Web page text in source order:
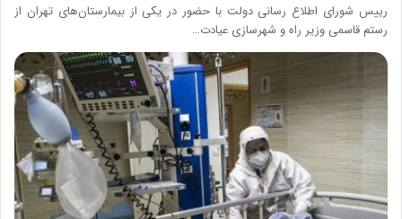
رییس شورای اطلاع رسانی دولت با حضور در یکی از بیمارستان‌های تهران از
رستم قاسمی وزیر راه ‌و شهرسازی عیادت…